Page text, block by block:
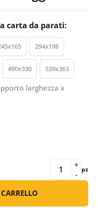
carta da parati:
294x198
490x330 539x363
larghezza x
-
+ pz